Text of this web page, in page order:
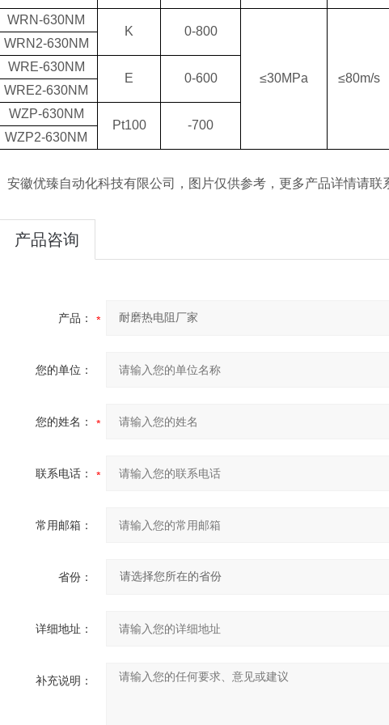
WRN-630NM
K
0-800
≤30MPa ≤80m/s
WRN2-630NM
WRE-630NM
E
0-600
WRE2-630NM
WZP-630NM
Pt100
-700
WZP2-630NM
安徽优臻自动化科技有限公司，图片仅供参考，更多产品详情请联
产品咨询
产品：
您的单位：
您的姓名：
联系电话：
常用邮箱：
省份：
详细地址：
补充说明：